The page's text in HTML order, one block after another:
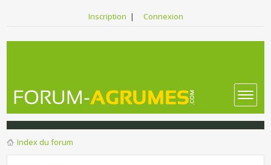
Inscription | Connexion
Index du forum